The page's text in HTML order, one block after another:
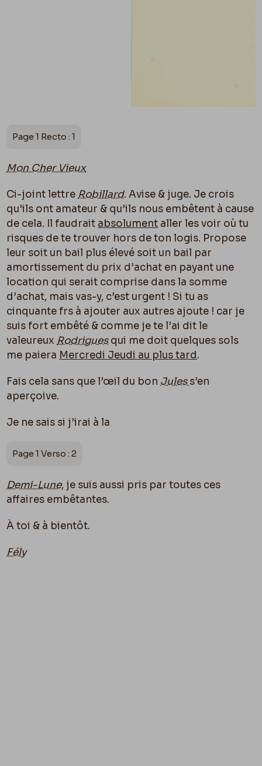
Page 1 Recto : 1
Mon Cher Vieux
Ci-joint lettre Robillard. Avise & juge. Je crois
qu’ils ont amateur & qu’ils nous embêtent à cause
de cela. Il faudrait absolument aller les voir où tu
risques de te trouver hors de ton logis. Propose
leur soit un bail plus élevé soit un bail par
amortissement du prix d’achat en payant une
location qui serait comprise dans la somme
d’achat, mais vas-y, c’est urgent ! Si tu as
cinquante frs à ajouter aux autres ajoute ! car je
suis fort embêté & comme je te l’ai dit le
valeureux Rodriguesqui me doit quelques sols
me paiera Mercredi Jeudi au plus tard.
Fais cela sans que l’œil du bon Juless’en
aperçoive.
Je ne sais si j’irai à la
Page 1 Verso : 2
Demi-Lune, je suis aussi pris par toutes ces
affaires embêtantes.
À toi & à bientôt.
Fély